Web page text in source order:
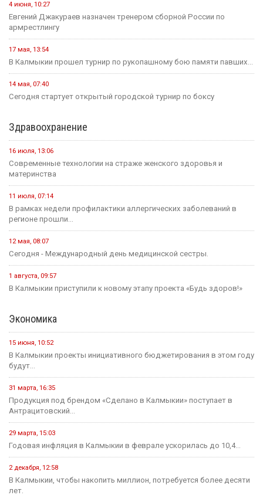
4 июня, 10:27
Евгений Джакураев назначен тренером сборной России по
армрестлингу
17 мая, 13:54
В Калмыкии прошел турнир по рукопашному бою памяти павших...
14 мая, 07:40
Сегодня стартует открытый городской турнир по боксу
Здравоохранение
16 июля, 13:06
Современные технологии на страже женского здоровья и
материнства
11 июля, 07:14
В рамках недели профилактики аллергических заболеваний в
регионе прошли...
12 мая, 08:07
Сегодня - Международный день медицинской сестры.
1 августа, 09:57
В Калмыкии приступили к новому этапу проекта «Будь здоров!»
Экономика
15 июня, 10:52
В Калмыкии проекты инициативного бюджетирования в этом году
будут...
31 марта, 16:35
Продукция под брендом «Сделано в Калмыкии» поступает в
Антрацитовский...
29 марта, 15:03
Годовая инфляция в Калмыкии в феврале ускорилась до 10,4...
2 декабря, 12:58
В Калмыкии, чтобы накопить миллион, потребуется более десяти
лет.